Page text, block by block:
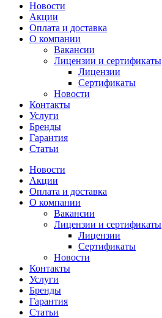
Новости
Акции
Оплата и доставка
О компании
Вакансии
Лицензии и сертификаты
Лицензии
Сертификаты
Новости
Контакты
Услуги
Бренды
Гарантия
Статьи
Новости
Акции
Оплата и доставка
О компании
Вакансии
Лицензии и сертификаты
Лицензии
Сертификаты
Новости
Контакты
Услуги
Бренды
Гарантия
Статьи